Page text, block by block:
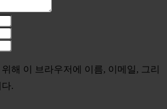
해 이 브라우저에 이름, 이메일, 그리
.